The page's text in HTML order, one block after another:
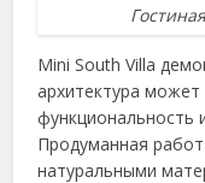
Mini South Villa
архитектура
функциональность
Продуманная
натуральными